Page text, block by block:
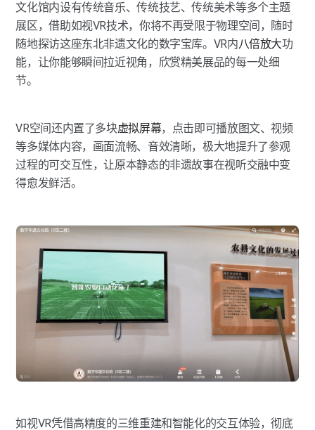
文化馆内设有传统音乐、传统技艺、传统美术等多个主题
展区，借助如视VR技术，你将不再受限于物理空间，随时
随地探访这座东北非遗文化的数字宝库。VR内八倍放大功
能，让你能够瞬间拉近视角，欣赏精美展品的每一处细
节。
VR空间还内置了多块虚拟屏幕，点击即可播放图文、视频
等多媒体内容，画面流畅、音效清晰，极大地提升了参观
过程的可交互性，让原本静态的非遗故事在视听交融中变
得愈发鲜活。
如视VR凭借高精度的三维重建和智能化的交互体验，彻底